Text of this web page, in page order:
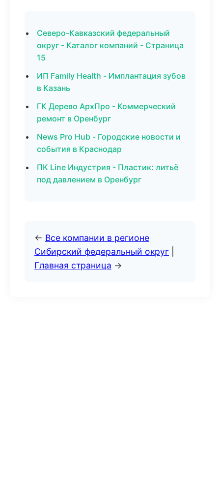
Северо-Кавказский федеральный
округ - Каталог компаний - Страница
15
ИП Family Health - Имплантация зубов
в Казань
ГК Дерево АрхПро - Коммерческий
ремонт в Оренбург
News Pro Hub - Городские новости и
события в Краснодар
ПК Line Индустрия - Пластик: литьё
под давлением в Оренбург
← Все компании в регионе
Сибирский федеральный округ
Главная страница →